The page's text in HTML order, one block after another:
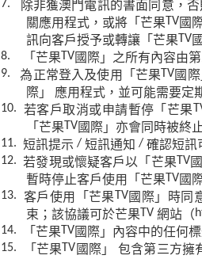
7. 除非獲澳門電訊的書面同意，
關應用程式，或將「芒果 TV國
訊向客戶授予或轉讓「芒果 TV
8. 「芒果 TV國際」之所有內容由
9. 為正常登入及使用「芒果 TV國
際」
應用程式，並可能需要定
10. 若客戶取消或申請暫停「芒果
「芒果 TV國際」亦會同時被終
11. 短訊提示 / 短訊通知 / 確認短訊
12. 若發現或懷疑客戶以「芒果 TV
暫時停止客戶使用「芒果 TV國
13. 客戶使用「芒果 TV國際」時同
束；該協議可於芒果 TV 網站（
14. 「芒果 TV國際」內容中的任何
15. 「芒果 TV國際」 包含第三方擁